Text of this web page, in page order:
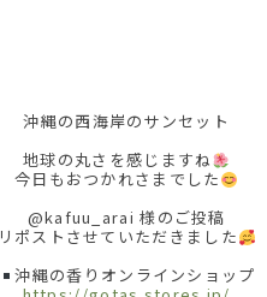
沖縄の西海岸のサンセット
地球の丸さを感じますね
今日もおつかれさまでした
@kafuu_arai 様のご投稿
リポストさせていただきました
沖縄の香りオンラインショップ